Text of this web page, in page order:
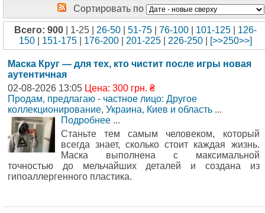
Сортировать по
Всего: 900 | 1-25 | 26-50 51-75 76-100 101-125
126-
150
151-175 176-200 201-225 226-250 [>>250>>]
Маска Круг — для тех, кто чистит после игры новая
аутентичная
02-08-2026 13:05 Цена: 300 грн. ₴
Продам, предлагаю - частное лицо: Другое
коллекционирование, Украина, Киев и область ...
Подробнее ...
Станьте тем самым человеком, который
всегда знает, сколько стоит каждая жизнь.
Маска выполнена с максимальной
точностью до мельчайших деталей и создана из
гипоаллергенного пластика.